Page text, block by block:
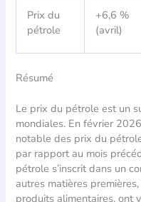
Prix du
pétrole
+6,6 %
(avril)
Résumé
Le prix du pétrole est un
mondiales. En février
notable des prix du
par rapport au mois
pétrole s’inscrit dans un
autres matières
produits alimentaires, ont